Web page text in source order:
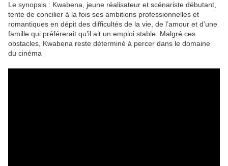
Le synopsis : Kwabena, jeune réalisateur et scénariste débutant,
tente de concilier à la fois ses ambitions professionnelles et
romantiques en dépit des difficultés de la vie, de l’amour et d’une
famille qui préférerait qu’il ait un emploi stable. Malgré ces
obstacles, Kwabena reste déterminé à percer dans le domaine
du cinéma